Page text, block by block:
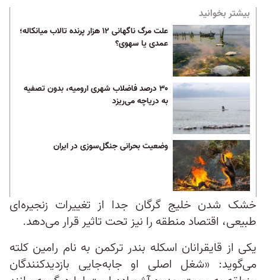
بیشتر بخوانید
علت مرگ ناگهانی ۱۲ هزار پرنده تالاب میانکاله؛
عمدی یا سهوی؟
۳۰ درصد فاضلاب شهری ارومیه، بدون تصفیه
به دریاچه می‌ریزد
وضعیت بحرانی جنگل‌سوزی در ایران
خشک شدن خلیج گرگان جدا از تغییرات زنجیره‌ای
طبیعی، اقتصاد منطقه را نیز تحت تاثیر قرار می‌دهد.
یکی از قایقرانان اسکله بندر ترکمن به نام رامین کلته
می‌گوید: «شغل اصلی او جابه‌جایی بازدیدکنندگان